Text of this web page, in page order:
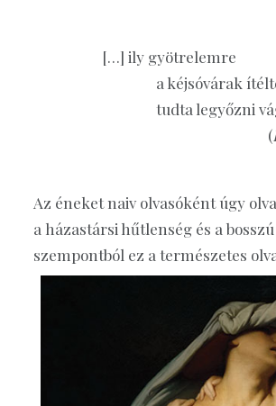
[…] ily gyötrelemre
a kéjsóvárak
tudta legyőzni
(
Az éneket naiv olvasóként úgy
a házastársi hűtlenség és a
szempontból ez a természetes